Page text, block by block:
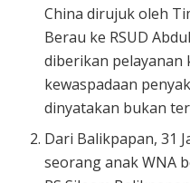
China dirujuk oleh
Berau ke RSUD
diberikan pelayanan
kewaspadaan
dinyatakan bukan
Dari Balikpapan, 31
seorang anak WNA